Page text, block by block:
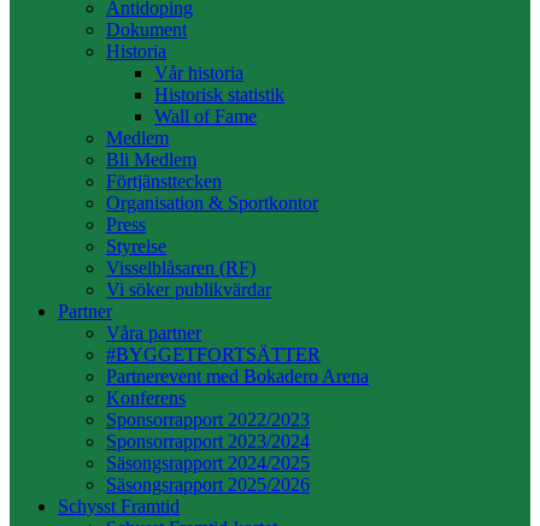
Antidoping
Dokument
Historia
Vår historia
Historisk statistik
Wall of Fame
Medlem
Bli Medlem
Förtjänsttecken
Organisation & Sportkontor
Press
Styrelse
Visselblåsaren (RF)
Vi söker publikvärdar
Partner
Våra partner
#BYGGETFORTSÄTTER
Partnerevent med Bokadero Arena
Konferens
Sponsorrapport 2022/2023
Sponsorrapport 2023/2024
Säsongsrapport 2024/2025
Säsongsrapport 2025/2026
Schysst Framtid